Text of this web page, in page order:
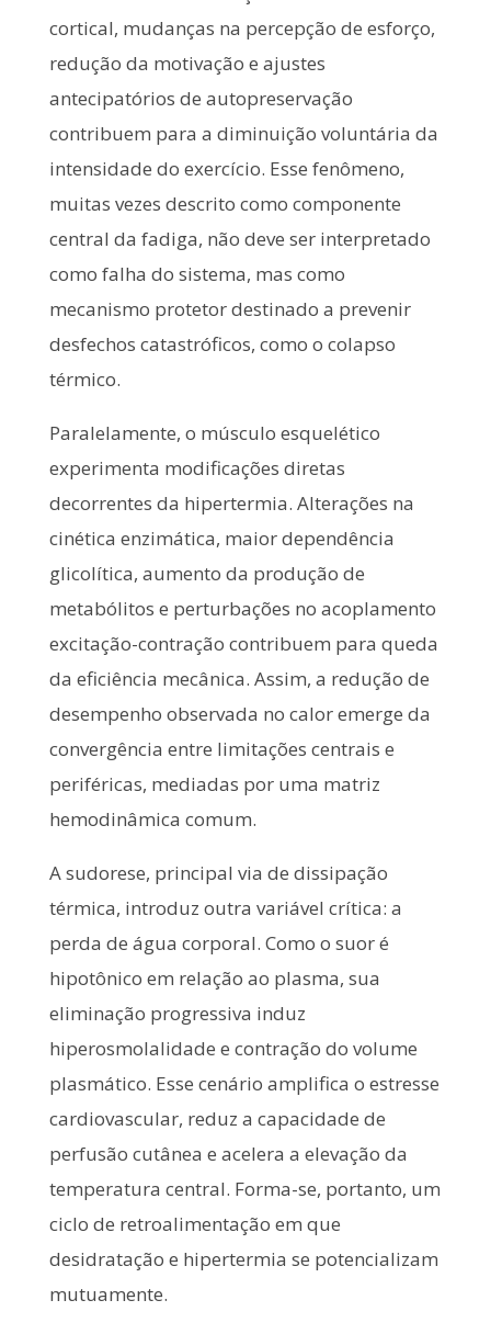
cortical, mudanças na percepção de esforço,
redução da motivação e ajustes
antecipatórios de autopreservação
contribuem para a diminuição voluntária da
intensidade do exercício. Esse fenômeno,
muitas vezes descrito como componente
central da fadiga, não deve ser interpretado
como falha do sistema, mas como
mecanismo protetor destinado a prevenir
desfechos catastróficos, como o colapso
térmico.
Paralelamente, o músculo esquelético
experimenta modificações diretas
decorrentes da hipertermia. Alterações na
cinética enzimática, maior dependência
glicolítica, aumento da produção de
metabólitos e perturbações no acoplamento
excitação-contração contribuem para queda
da eficiência mecânica. Assim, a redução de
desempenho observada no calor emerge da
convergência entre limitações centrais e
periféricas, mediadas por uma matriz
hemodinâmica comum.
A sudorese, principal via de dissipação
térmica, introduz outra variável crítica: a
perda de água corporal. Como o suor é
hipotônico em relação ao plasma, sua
eliminação progressiva induz
hiperosmolalidade e contração do volume
plasmático. Esse cenário amplifica o estresse
cardiovascular, reduz a capacidade de
perfusão cutânea e acelera a elevação da
temperatura central. Forma-se, portanto, um
ciclo de retroalimentação em que
desidratação e hipertermia se potencializam
mutuamente.